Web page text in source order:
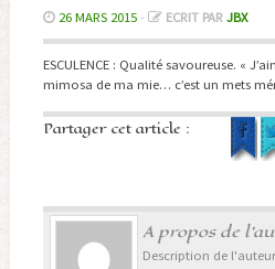
26 MARS 2015- ECRIT PAR JBX
ESCULENCE : Qualité savoureuse. «
mimosa de ma mie… c’est un mets
Partager cet article :
A propos de
Description de